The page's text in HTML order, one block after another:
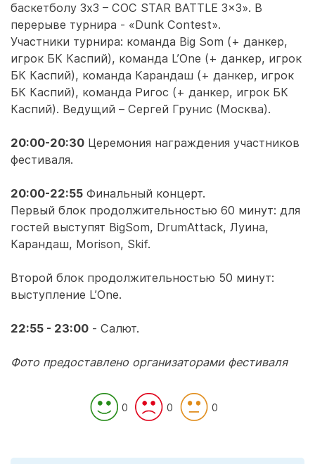
баскетболу 3х3 – COC STAR BATTLE 3x3». В
перерыве турнира - «Dunk Contest».
Участники турнира: команда Big Som (+ данкер,
игрок БК Каспий), команда L’One (+ данкер, игрок
БК Каспий), команда Карандаш (+ данкер, игрок
БК Каспий), команда Ригос (+ данкер, игрок БК
Каспий). Ведущий – Сергей Грунис (Москва).
20:00-20:30 Церемония награждения участников
фестиваля.
20:00-22:55 Финальный концерт.
Первый блок продолжительностью 60 минут: для
гостей выступят BigSom, DrumAttack, Луина,
Карандаш, Morison, Skif.
Второй блок продолжительностью 50 минут:
выступление L’One.
22:55 - 23:00 - Салют.
Фото предоставлено организаторами фестиваля
0 0 0